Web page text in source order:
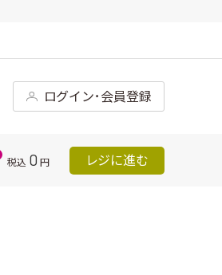
ログイン･会員登録
税込 0 円 レジに進む